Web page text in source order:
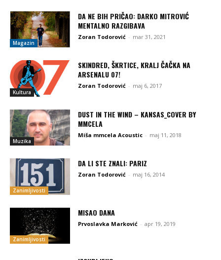
Magazin
DA NE BIH PRIČAO: DARKO MITROVIĆ
MENTALNO RAZGIBAVA
Zoran Todorović - mar 31, 2021
Kultura
SKINDRED, ŠKRTICE, KRALJ ČAČKA NA
ARSENALU 07!
Zoran Todorović - maj 6, 2017
Muzika
DUST IN THE WIND – KANSAS_COVER BY
MMCELA
Miša mmcela Acoustic - maj 11, 2018
Zanimljivosti
DA LI STE ZNALI: PARIZ
Zoran Todorović - maj 16, 2014
Zanimljivosti
MISAO DANA
Prvoslavka Marković - apr 19, 2019